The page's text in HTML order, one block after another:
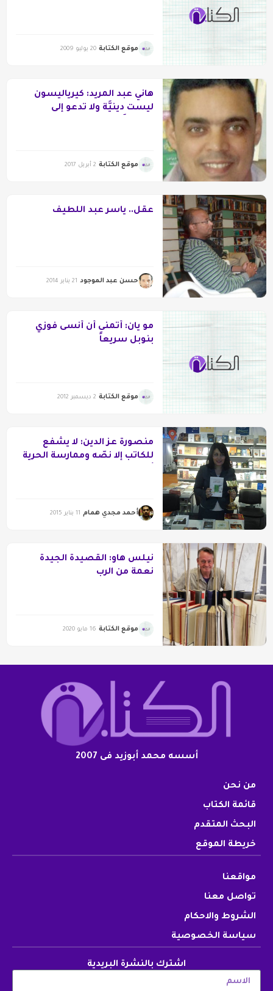
موقع الكتابة 20 يوليو 2009
هاني عبد المريد: كيرياليسون
ليست دينيَّة ولا تدعو إلى
موقع الكتابة 2 أبريل 2017
عقل.. ياسر عبد اللطيف
حسن عبد الموجود 21 يناير 2014
مو يان: أتمنى أن أنسى فوزي
بنوبل سريعاً
موقع الكتابة 2 ديسمبر 2012
منصورة عز الدين: لا يشفع
للكاتب إلا نصّه وممارسة الحرية
أحمد مجدي همام 11 يناير 2015
نيلس هاو: القصيدة الجيدة
نعمة من الرب
موقع الكتابة 16 مايو 2020
أسسه محمد أبوزيد فى 2007
من نحن
قائمة الكتاب
البحث المتقدم
خريطة الموقع
مواقعنا
تواصل معنا
الشروط والاحكام
سياسة الخصوصية
اشترك بالنشرة البريدية